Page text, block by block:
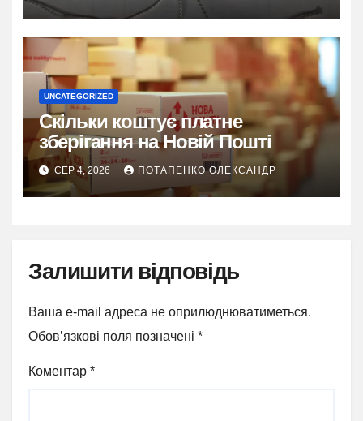
UNCATEGORIZED
Скільки коштує платне
зберігання на Новій Пошті
СЕР 4, 2026 ПОТАПЕНКО ОЛЕКСАНДР
Залишити відповідь
Ваша e-mail адреса не оприлюднюватиметься.
Обов’язкові поля позначені *
Коментар *